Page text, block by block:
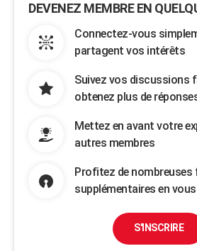
DEVENEZ MEMBRE EN
Connectez-vous
partagent vos intérêts
Suivez vos discussions
obtenez plus de
Mettez en avant votre
autres membres
Profitez de
supplémentaires en
S'INSCRIRE